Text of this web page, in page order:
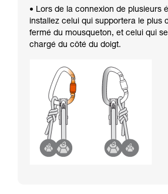
• Lors de la connexion de plusieurs
installez celui qui supportera le plus
fermé du mousqueton, et celui qui
chargé du côté du doigt.